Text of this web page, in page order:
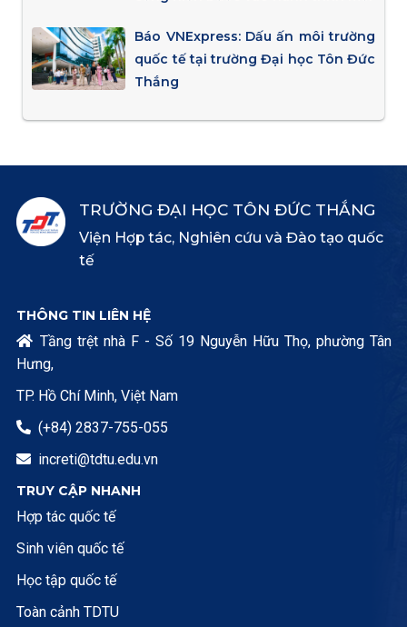
Báo VNExpress: Dấu ấn môi trường
quốc tế tại trường Đại học Tôn Đức
Thắng
TRƯỜNG ĐẠI HỌC TÔN ĐỨC THẮNG
Viện Hợp tác, Nghiên cứu và Đào tạo quốc
tế
THÔNG TIN LIÊN HỆ
 Tầng trệt nhà F - Số 19 Nguyễn Hữu Thọ, phường Tân
Hưng,
TP. Hồ Chí Minh, Việt Nam
 (+84) 2837-755-055
 increti@tdtu.edu.vn
TRUY CẬP NHANH
Hợp tác quốc tế
Sinh viên quốc tế
Học tập quốc tế
Toàn cảnh TDTU